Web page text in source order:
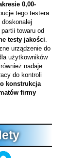
0,00-
tego testera
towaru od
testy jakości.
urządzenie do
użytkowników
nadaje
do kontroli
konstrukcja
firmy